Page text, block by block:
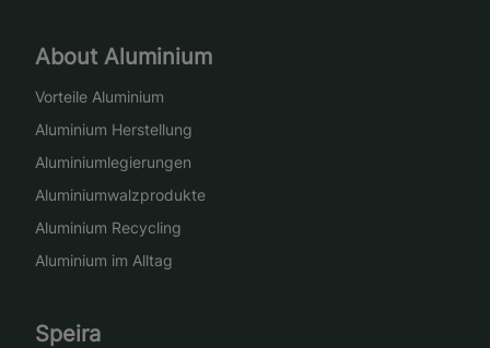
About Aluminium
Vorteile Aluminium
Aluminium Herstellung
Aluminiumlegierungen
Aluminiumwalzprodukte
Aluminium Recycling
Aluminium im Alltag
Speira